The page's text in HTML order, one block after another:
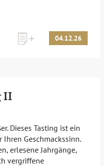
04.12.26
II
Dieses Tasting ist ein
Geschmackssinn.
erlesene Jahrgänge,
vergriffene